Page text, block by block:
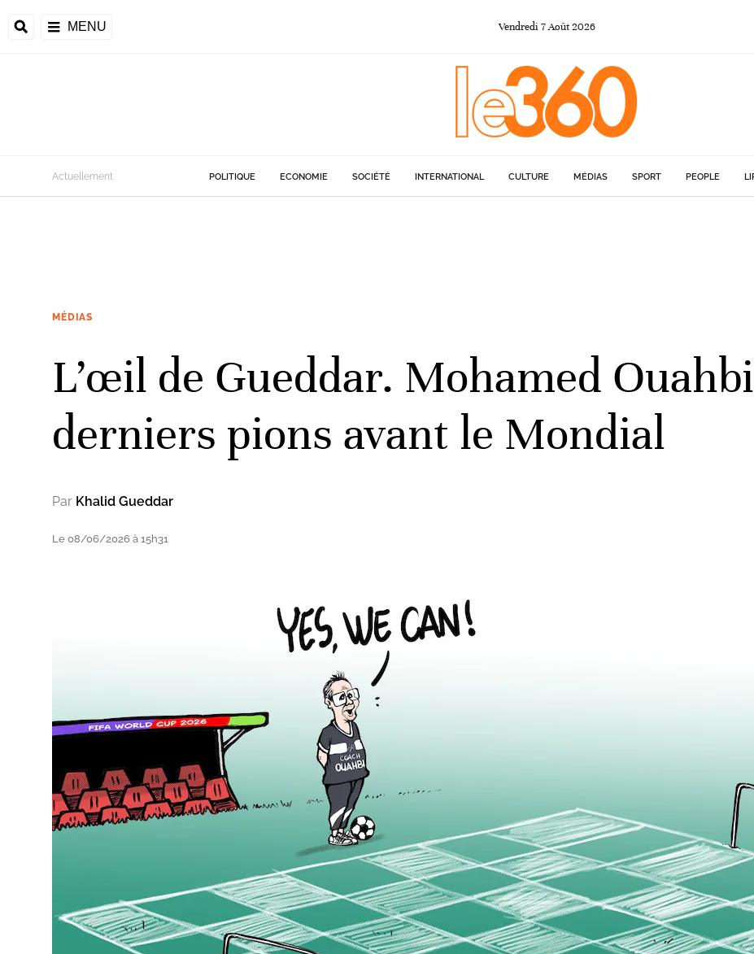
MENU Vendredi 7Août 2026
Actuellement POLITIQUE ECONOMIE SOCIÉTÉ INTERNATIONAL CULTURE MÉDIAS SPORT PEOPLE
MÉDIAS
L’œil de Gueddar. Mohamed
derniers pions avant le Mondial
Par Khalid Gueddar
Le 08/06/2026 à 15h31